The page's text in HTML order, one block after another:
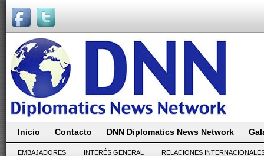
Inicio Contacto DNN Diplomatics News Network
EMBAJADORES INTERÉS GENERAL RELACIONES